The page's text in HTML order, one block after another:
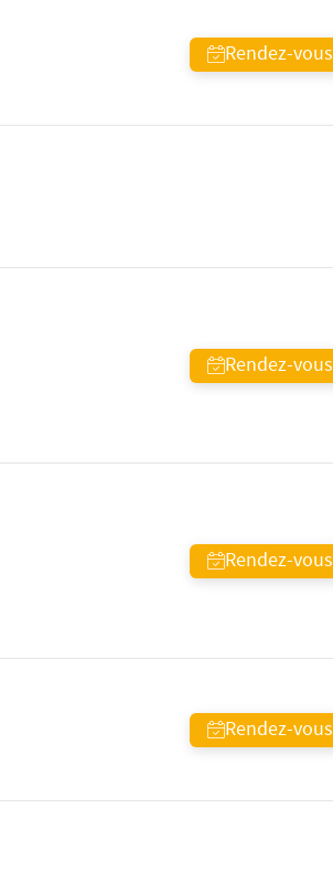
Rendez-vous
Rendez-vous
Rendez-vous
Rendez-vous